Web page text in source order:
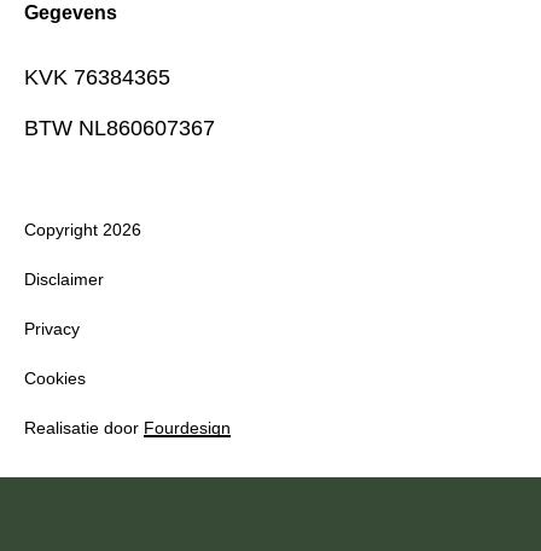
Gegevens
KVK 76384365
BTW NL860607367
Copyright 2026
Disclaimer
Privacy
Cookies
Realisatie door Fourdesign